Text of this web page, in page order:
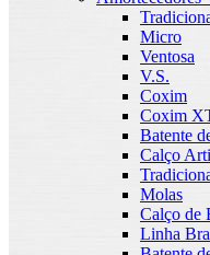
Micro
Ventosa
V.S.
Coxim
Coxim
Batente
Calço
Molas
Calço de
Linha